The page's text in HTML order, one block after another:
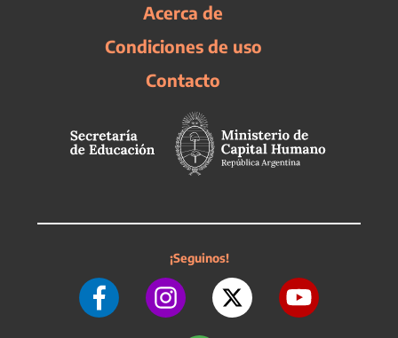
Acerca de
Condiciones de uso
Contacto
¡Seguinos!